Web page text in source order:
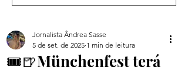
🎟️🍺Münchenfest terá
Jornalista Ândrea Sasse
5 de set. de 2025 1 min de leitura